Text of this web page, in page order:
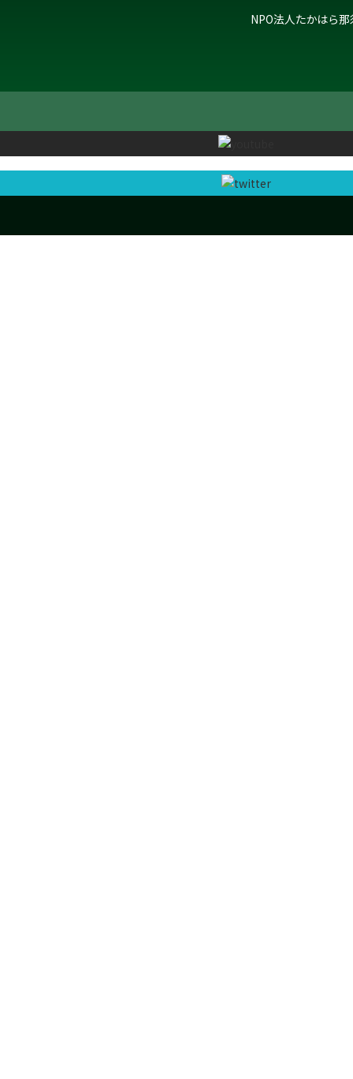
NPO法人たかはら